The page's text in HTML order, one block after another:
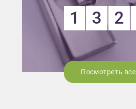
1 3 2
Посмотреть все